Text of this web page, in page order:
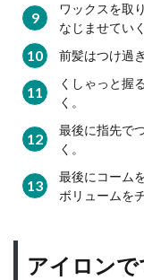
あと
で
ヘア
アイ
ロン
の選
方・
買う
がポ
ワックスを取
なじませてい
前髪はつけ過
くしゃっと握
く。
最後に指先で
く。
最後にコーム
ボリュームを
アイロン